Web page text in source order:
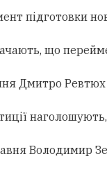
підготовки
що
Дмитро Ревтюх
Володимир